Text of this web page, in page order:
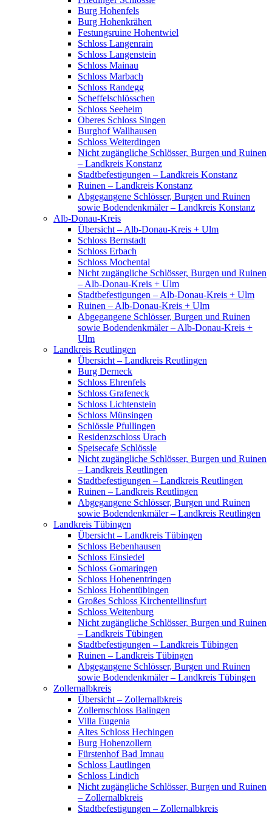
Burg Hohenfels
Burg Hohenkrähen
Festungsruine Hohentwiel
Schloss Langenrain
Schloss Langenstein
Schloss Mainau
Schloss Marbach
Schloss Randegg
Scheffelschlösschen
Schloss Seeheim
Oberes Schloss Singen
Burghof Wallhausen
Schloss Weiterdingen
Nicht zugängliche Schlösser, Burgen und Ruinen
– Landkreis Konstanz
Stadtbefestigungen – Landkreis Konstanz
Ruinen – Landkreis Konstanz
Abgegangene Schlösser, Burgen und Ruinen
sowie Bodendenkmäler – Landkreis Konstanz
Alb-Donau-Kreis
Übersicht – Alb-Donau-Kreis + Ulm
Schloss Bernstadt
Schloss Erbach
Schloss Mochental
Nicht zugängliche Schlösser, Burgen und Ruinen
– Alb-Donau-Kreis + Ulm
Stadtbefestigungen – Alb-Donau-Kreis + Ulm
Ruinen – Alb-Donau-Kreis + Ulm
Abgegangene Schlösser, Burgen und Ruinen
sowie Bodendenkmäler – Alb-Donau-Kreis +
Ulm
Landkreis Reutlingen
Übersicht – Landkreis Reutlingen
Burg Derneck
Schloss Ehrenfels
Schloss Grafeneck
Schloss Lichtenstein
Schloss Münsingen
Schlössle Pfullingen
Residenzschloss Urach
Speisecafe Schlössle
Nicht zugängliche Schlösser, Burgen und Ruinen
– Landkreis Reutlingen
Stadtbefestigungen – Landkreis Reutlingen
Ruinen – Landkreis Reutlingen
Abgegangene Schlösser, Burgen und Ruinen
sowie Bodendenkmäler – Landkreis Reutlingen
Landkreis Tübingen
Übersicht – Landkreis Tübingen
Schloss Bebenhausen
Schloss Einsiedel
Schloss Gomaringen
Schloss Hohenentringen
Schloss Hohentübingen
Großes Schloss Kirchentellinsfurt
Schloss Weitenburg
Nicht zugängliche Schlösser, Burgen und Ruinen
– Landkreis Tübingen
Stadtbefestigungen – Landkreis Tübingen
Ruinen – Landkreis Tübingen
Abgegangene Schlösser, Burgen und Ruinen
sowie Bodendenkmäler – Landkreis Tübingen
Zollernalbkreis
Übersicht – Zollernalbkreis
Zollernschloss Balingen
Villa Eugenia
Altes Schloss Hechingen
Burg Hohenzollern
Fürstenhof Bad Imnau
Schloss Lautlingen
Schloss Lindich
Nicht zugängliche Schlösser, Burgen und Ruinen
– Zollernalbkreis
Stadtbefestigungen – Zollernalbkreis